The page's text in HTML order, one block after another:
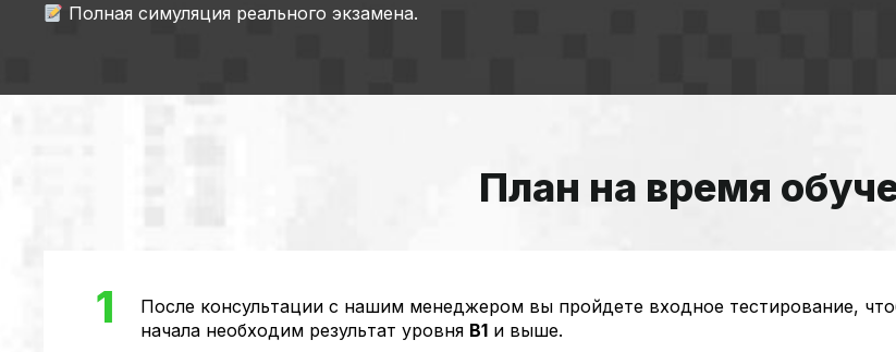
Полная симуляция реального экзамена.
План на время
1
После консультации с нашим менеджером вы пройдете входное тестирование,
начала необходим результат уровня B1 и выше.